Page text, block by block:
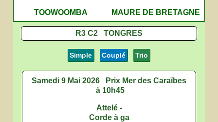
TOOWOOMBA
MAURE DE BRETAGNE
R3 C2 TONGRES
Simple Couplé Trio
Samedi 9 Mai 2026
Prix Mer des Caraïbes
à 10h45
Attelé -
Corde à ga